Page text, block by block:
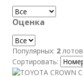
Оценка
Популярных: 2 лотов
Сортировать: